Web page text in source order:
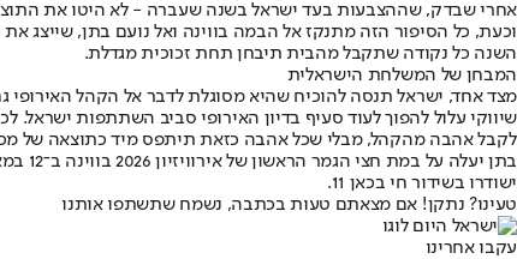
אחרי שבדק, שההצבעות בעד ישראל בשנה שעברה - לא היטו את
השנה כל נקודה שתקבל מהבית תיבחן תחת זכוכית מגדלת.
המבחן של המשלחת הישראלית
מצד אחד, ישראל תנסה להוכיח שהיא מסוגלת לדבר אל הקהל האירופי
לקבל אהבה מהקהל, מבלי שכל אהבה כזאת תיתפס מיד כתוצאה של
ישודרו בשידור חי בכאן 11.
טעינו? נתקן! אם מצאתם טעות בכתבה, נשמח שתשתפו אותנו
עקבו אחרינו